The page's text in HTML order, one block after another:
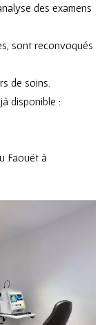
des examens
sont reconvoqués
de soins.
disponible :
Faouët à